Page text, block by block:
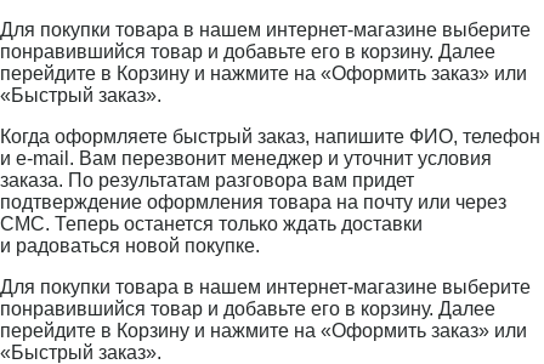
Для покупки товара в нашем интернет-магазине выберите
понравившийся товар и добавьте его в корзину. Далее
перейдите в Корзину и нажмите на «Оформить заказ» или
«Быстрый заказ».
Когда оформляете быстрый заказ, напишите ФИО, телефон
и e-mail. Вам перезвонит менеджер и уточнит условия
заказа. По результатам разговора вам придет
подтверждение оформления товара на почту или через
СМС. Теперь останется только ждать доставки
и радоваться новой покупке.
Для покупки товара в нашем интернет-магазине выберите
понравившийся товар и добавьте его в корзину. Далее
перейдите в Корзину и нажмите на «Оформить заказ» или
«Быстрый заказ».